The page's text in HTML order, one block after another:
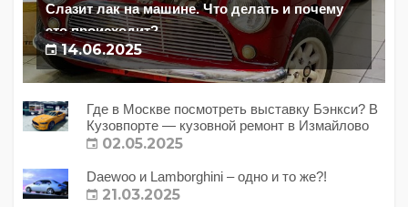
Слазит лак на машине. Что делать и почему
это происходит?
14.06.2025
Где в Москве посмотреть выставку Бэнкси? В
Кузовпорте — кузовной ремонт в Измайлово
02.05.2025
Daewoo и Lamborghini – одно и то же?!
21.03.2025